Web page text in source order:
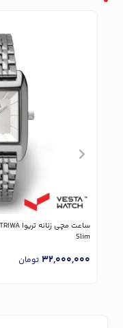
Slim
32,000,000 تومان